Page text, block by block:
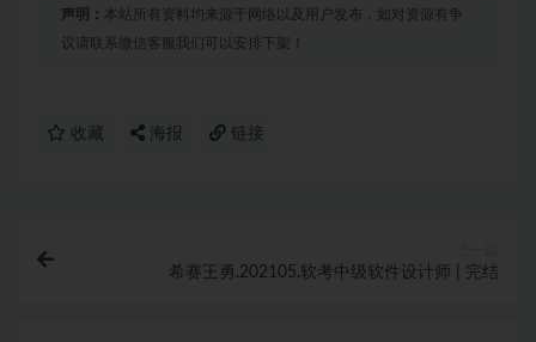
声明： 本站所有资料均来源于网络以及用户发布，如对资源有争
议请联系微信客服我们可以安排下架！
收藏 海报 链接
希赛王勇.202105.软考中级软件设计师 | 完结